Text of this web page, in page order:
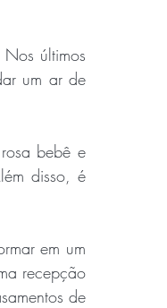
últimos
um ar de
bebê e
disso, é
em um
recepção
de